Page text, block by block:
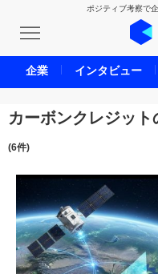
ポジティブ考察で
LIFE
AI
REAL
カーボンクレジッ
(6件)
企業 インタビュー